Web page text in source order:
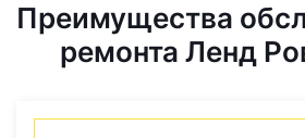
Преимущества
ремонта Ленд